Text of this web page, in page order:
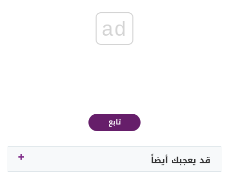
ad
تابع
قد يعجبك أيضاً